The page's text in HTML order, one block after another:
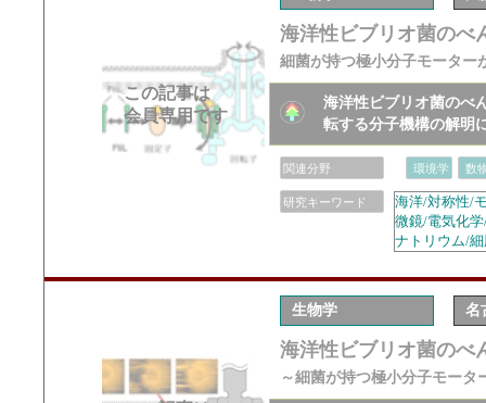
この記事は
会員専用です
海洋性ビブリオ菌のべ
細菌が持つ極小分子モーター
海洋性ビブリオ菌のべ
転する分子機構の解明
関連分野 環境学 数
研究キーワード
海洋/対称性/
微鏡/電気化
ナトリウム/
生物学 名
海洋性ビブリオ菌のべ
～細菌が持つ極小分子モー